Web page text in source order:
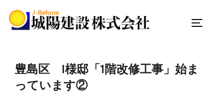
豊島区 I様邸「1階改修工事」始ま
っています②